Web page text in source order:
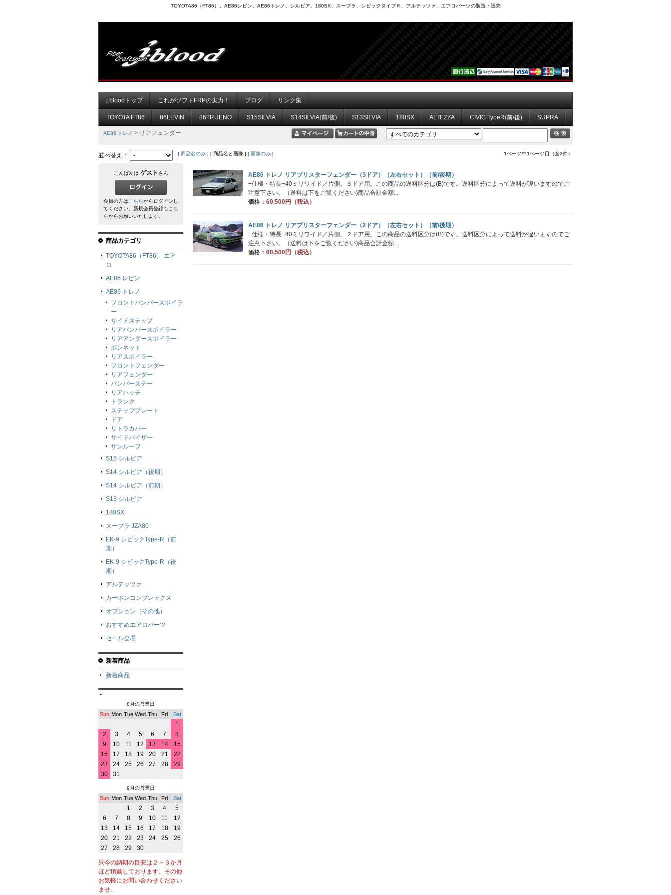
TOYOTA86（FT86）、AE86レビン、AE86トレノ、シルビア、180SX、スープラ、シビックタイプＲ、アルテッツァ、エアロパーツの製造・販売
j.bloodトップ これがソフトFRPの実力！ ブログ リンク集
TOYOTA FT86 86LEVIN 86TRUENO S15SILVIA S14SILVIA(前/後) S13SILVIA 180SX ALTEZZA CIVIC TypeR(前/後) SUPRA
AE86 トレノ > リアフェンダー
並べ替え： [ 商品名のみ ] [ 商品名と画像 ] [ 画像のみ ] 1ページ中1ページ目（全2件）
AE86 トレノ リアブリスターフェンダー（3ドア）（左右セット）（前/後期）
−仕様・特長−40ミリワイド／片側。３ドア用。この商品の送料区分は(B)です。送料区分によって送料が違いますのでご
注意下さい。（送料は下をご覧ください)商品合計金額...
価格： 60,500円（税込）
AE86 トレノ リアブリスターフェンダー（2ドア）（左右セット）（前/後期）
−仕様・特長−40ミリワイド／片側。２ドア用。この商品の送料区分は(B)です。送料区分によって送料が違いますのでご
注意下さい。（送料は下をご覧ください)商品合計金額...
価格： 60,500円（税込）
こんばんは ゲスト さん
会員の方はこちらからログインし
てください。新規会員登録もこち
らからお願いいたします。
商品カテゴリ
TOYOTA86（FT86） エア
ロ
AE86 レビン
AE86 トレノ
フロントバンパースポイラ
ー
サイドステップ
リアバンパースポイラー
リアアンダースポイラー
ボンネット
リアスポイラー
フロントフェンダー
リアフェンダー
バンパーステー
リアハッチ
トランク
ステッププレート
ドア
リトラカバー
サイドバイザー
サンルーフ
S15 シルビア
S14 シルビア（後期）
S14 シルビア（前期）
S13 シルビア
180SX
スープラ JZA80
EK-9 シビックType-R（前
期）
EK-9 シビックType-R（後
期）
アルテッツァ
カーボンコンプレックス
オプション（その他）
おすすめエアロパーツ
セール会場
新着商品
新着商品
8月の営業日
Sun Mon Tue Wed Thu Fri Sat
1
2
3 4 5 6 7
8
9
10 11 12 13 14
15
16
17 18 19 20 21
22
23
24 25 26 27 28
29
30
31
9月の営業日
Sun Mon Tue Wed Thu Fri Sat
1 2 3 4
5
6
7 8 9 10 11
12
13
14 15 16 17 18
19
20
21 22 23 24 25
26
27
28 29 30
只今の納期の目安は２～３か月
ほど頂戴しております。その他
お気軽にお問い合わせください
ませ。